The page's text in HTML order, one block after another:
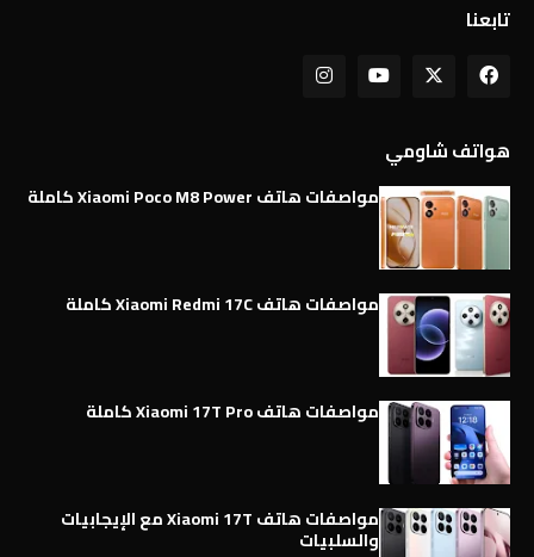
تابعنا
هواتف شاومي
مواصفات هاتف Xiaomi Poco M8 Power كاملة
مواصفات هاتف Xiaomi Redmi 17C كاملة
مواصفات هاتف Xiaomi 17T Pro كاملة
مواصفات هاتف Xiaomi 17T مع الإيجابيات
والسلبيات